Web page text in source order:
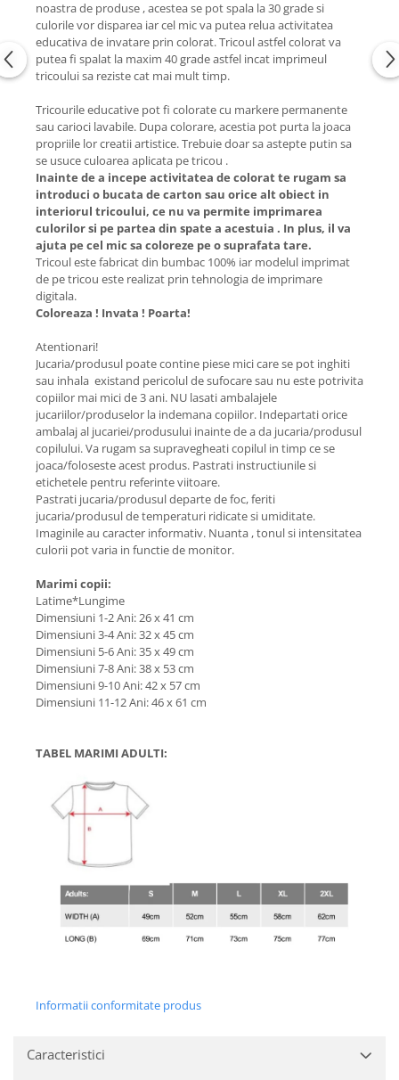
noastra de produse , acestea se pot spala la 30 grade si
culorile vor disparea iar cel mic va putea relua activitatea
educativa de invatare prin colorat. Tricoul astfel colorat va
putea fi spalat la maxim 40 grade astfel incat imprimeul
tricoului sa reziste cat mai mult timp.
Tricourile educative pot fi colorate cu markere permanente
sau carioci lavabile. Dupa colorare, acestia pot purta la joaca
propriile lor creatii artistice. Trebuie doar sa astepte putin sa
se usuce culoarea aplicata pe tricou .
Inainte de a incepe activitatea de colorat te rugam sa
introduci o bucata de carton sau orice alt obiect in
interiorul tricoului, ce nu va permite imprimarea
culorilor si pe partea din spate a acestuia . In plus, il va
ajuta pe cel mic sa coloreze pe o suprafata tare.
Tricoul este fabricat din bumbac 100% iar modelul imprimat
de pe tricou este realizat prin tehnologia de imprimare
digitala.
Coloreaza ! Invata ! Poarta!
Atentionari!
Jucaria/produsul poate contine piese mici care se pot inghiti
sau inhala existand pericolul de sufocare sau nu este potrivita
copiilor mai mici de 3 ani. NU lasati ambalajele
jucariilor/produselor la indemana copiilor. Indepartati orice
ambalaj al jucariei/produsului inainte de a da jucaria/produsul
copilului. Va rugam sa supravegheati copilul in timp ce se
joaca/foloseste acest produs. Pastrati instructiunile si
etichetele pentru referinte viitoare.
Pastrati jucaria/produsul departe de foc, feriti
jucaria/produsul de temperaturi ridicate si umiditate.
Imaginile au caracter informativ. Nuanta , tonul si intensitatea
culorii pot varia in functie de monitor.
Marimi copii:
Latime*Lungime
Dimensiuni 1-2 Ani: 26 x 41 cm
Dimensiuni 3-4 Ani: 32 x 45 cm
Dimensiuni 5-6 Ani: 35 x 49 cm
Dimensiuni 7-8 Ani: 38 x 53 cm
Dimensiuni 9-10 Ani: 42 x 57 cm
Dimensiuni 11-12 Ani: 46 x 61 cm
TABEL MARIMI ADULTI:
Informatii conformitate produs
Caracteristici